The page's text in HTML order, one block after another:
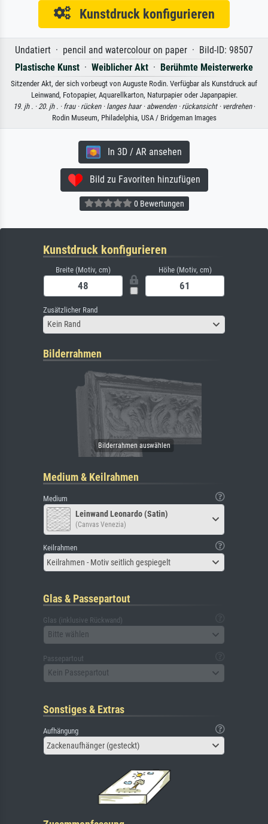
Kunstdruck konfigurieren
Undatiert · pencil and watercolour on paper · Bild-ID: 98507
Plastische Kunst · Weiblicher Akt · Berühmte Meisterwerke
Sitzender Akt, der sich vorbeugt von Auguste Rodin. Verfügbar als Kunstdruck auf
Leinwand, Fotopapier, Aquarellkarton, Naturpapier oder Japanpapier.
19. jh . · 20. jh . · frau · rücken · langes haar · abwenden · rückansicht · verdrehen·
Rodin Museum, Philadelphia, USA / Bridgeman Images
In 3D / AR ansehen
Bild zu Favoriten hinzufügen
0 Bewertungen
Kunstdruck konfigurieren
Breite (Motiv, cm) Höhe (Motiv, cm)
Zusätzlicher Rand
Kein Rand
Bilderrahmen
Medium & Keilrahmen
Medium
Leinwand Leonardo (Satin)
(Canvas Venezia)
Keilrahmen
Keilrahmen - Motiv seitlich gespiegelt
Glas & Passepartout
Glas (inklusive Rückwand)
Bitte wählen
Passepartout
Kein Passepartout
Sonstiges & Extras
Aufhängung
Zackenaufhänger (gesteckt)